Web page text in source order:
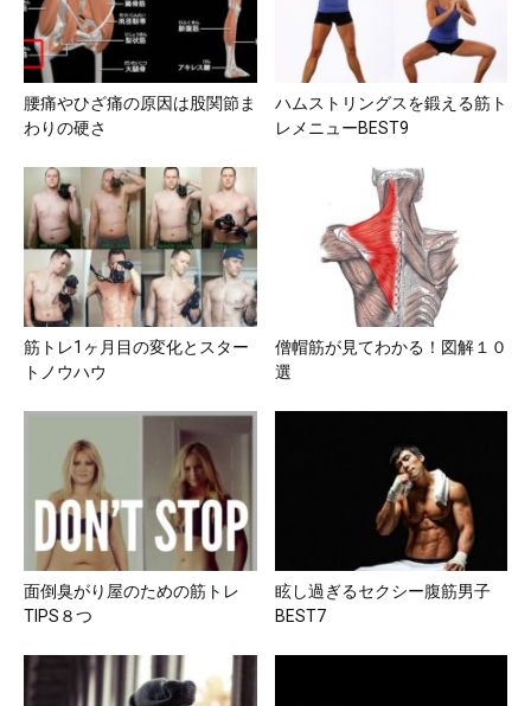
腰痛やひざ痛の原因は股関節ま
わりの硬さ
ハムストリングスを鍛える筋ト
レメニューBEST9
筋トレ1ヶ月目の変化とスター
トノウハウ
僧帽筋が見てわかる！図解１０
選
面倒臭がり屋のための筋トレ
TIPS８つ
眩し過ぎるセクシー腹筋男子
BEST7